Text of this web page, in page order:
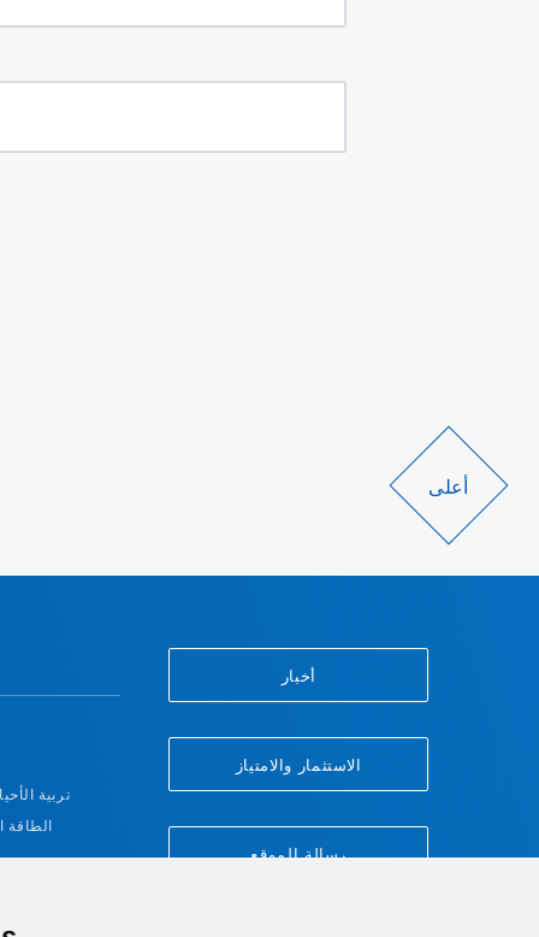
أعلى
تربية
الطاقة
أخبار
الاستثمار والامتياز
رسالة الموقع